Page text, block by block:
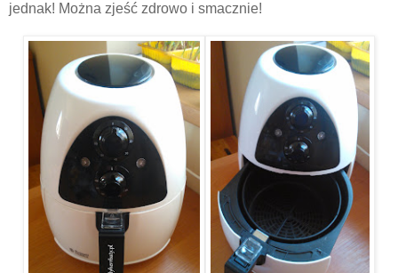
jednak! Można zjeść zdrowo i smacznie!